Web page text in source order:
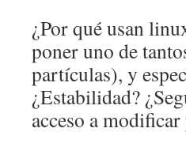
¿Por qué usan
poner uno de
partículas), y
¿Estabilidad?
acceso a